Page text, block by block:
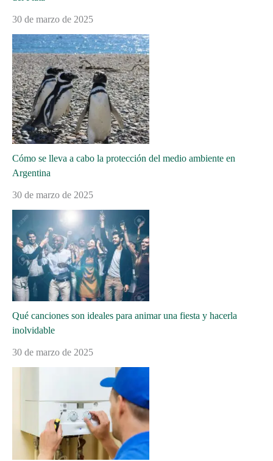
30 de marzo de 2025
Cómo se lleva a cabo la protección del medio ambiente en
Argentina
30 de marzo de 2025
Qué canciones son ideales para animar una fiesta y hacerla
inolvidable
30 de marzo de 2025